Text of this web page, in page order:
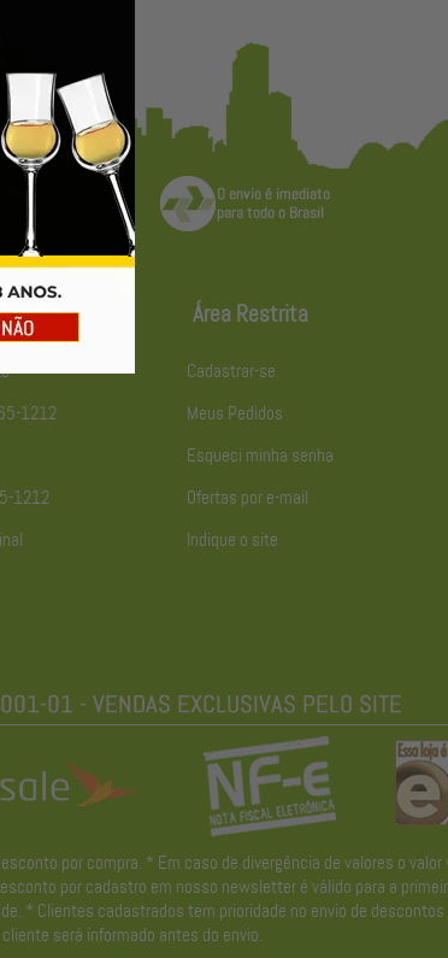
1212
1212
Área Restrita
Cadastrar-se
Meus Pedidos
Esqueci minha senha
Ofertas por e-mail
Indique o site
por compra. * Em caso de divergência de valores o valor
por cadastro em nosso newsletter é válido para a
* Clientes cadastrados tem prioridade no envio de
será informado antes do envio.